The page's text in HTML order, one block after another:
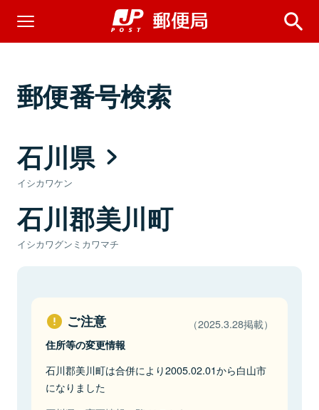
郵便番号検索
石川県
イシカワケン
石川郡美川町
イシカワグンミカワマチ
ご注意 （2025.3.28掲載）
住所等の変更情報
石川郡美川町は合併により2005.02.01から白山市
になりました